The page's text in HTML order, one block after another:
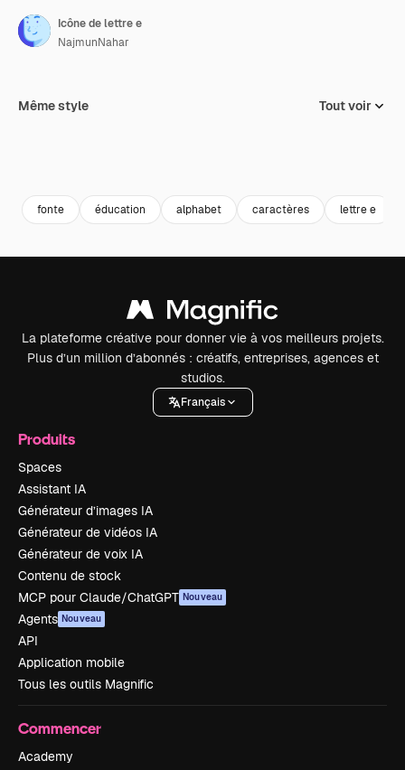
Icône de lettre e
NajmunNahar
Même style Tout voir
fonte éducation alphabet caractères lettre e
La plateforme créative pour donner vie à vos meilleurs projets.
Plus d’un million d’abonnés : créatifs, entreprises, agences et
studios.
Français
Produits
Spaces
Assistant IA
Générateur d’images IA
Générateur de vidéos IA
Générateur de voix IA
Contenu de stock
MCP pour Claude/ChatGPT Nouveau
Agents Nouveau
API
Application mobile
Tous les outils Magnific
Commencer
Academy